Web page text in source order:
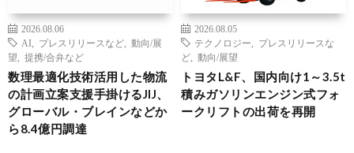
2026.08.06
AI
プレスリリースなど
動向/展
望
提携/合弁など
数理最適化技術活用した物流
の計画立案支援手掛けるJIJ、
グローバル・ブレインなどか
ら8.4億円調達
2026.08.05
テクノロジー
プレスリリースな
ど
動向/展望
トヨタL&F、国内向け1～3.5t
積みガソリンエンジン式フォ
ークリフトの出荷を再開